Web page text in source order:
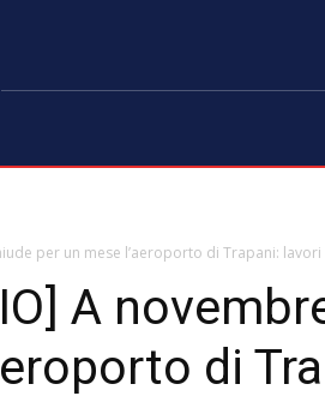
per un mese l’aeroporto di Trapani: lavori
A
di